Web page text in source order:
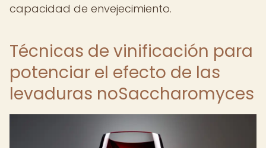
capacidad de envejecimiento.
Técnicas de vinificación para
potenciar el efecto de las
levaduras noSaccharomyces